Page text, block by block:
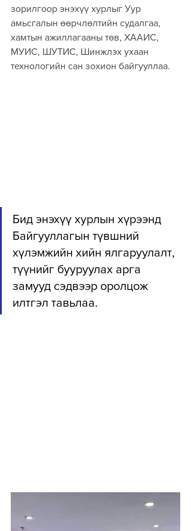
зорилгоор энэхүү хурлыг Уур
амьсгалын өөрчлөлтийн судалгаа,
хамтын ажиллагааны төв, ХААИС,
МУИС, ШУТИС, Шинжлэх ухаан
технологийн сан зохион байгууллаа.
Бид энэхүү хурлын хүрээнд
Байгууллагын түвшний
хүлэмжийн хийн ялгаруулалт,
түүнийг бууруулах арга
замууд сэдвээр оролцож
илтгэл тавьлаа.